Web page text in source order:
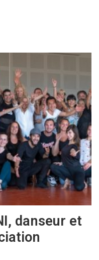
danseur et